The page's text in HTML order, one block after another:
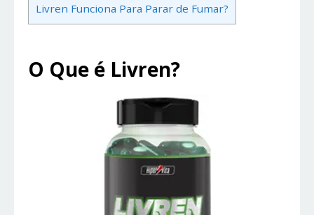
Livren Funciona Para Parar de Fumar?
O Que é Livren?